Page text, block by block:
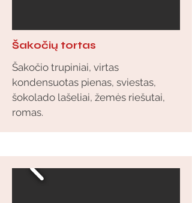
Šakočių tortas
Šakočio trupiniai, virtas
kondensuotas pienas, sviestas,
šokolado lašeliai, žemės riešutai,
romas.